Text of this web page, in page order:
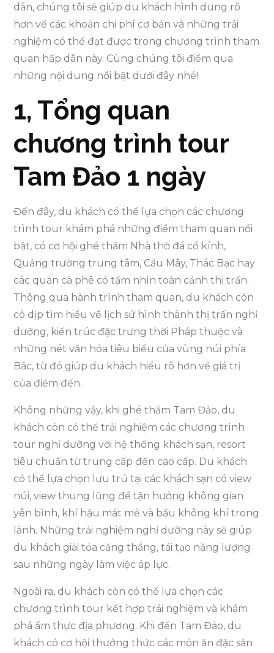
dẫn, chúng tôi sẽ giúp du khách hình dung rõ
hơn về các khoản chi phí cơ bản và những trải
nghiệm có thể đạt được trong chương trình tham
quan hấp dẫn này. Cùng chúng tôi điểm qua
những nội dung nổi bật dưới đây nhé!
1, Tổng quan
chương trình tour
Tam Đảo 1 ngày
Đến đây, du khách có thể lựa chọn các chương
trình tour khám phá những điểm tham quan nổi
bật, có cơ hội ghé thăm Nhà thờ đá cổ kính,
Quảng trường trung tâm, Cầu Mây, Thác Bạc hay
các quán cà phê có tầm nhìn toàn cảnh thị trấn.
Thông qua hành trình tham quan, du khách còn
có dịp tìm hiểu về lịch sử hình thành thị trấn nghỉ
dưỡng, kiến trúc đặc trưng thời Pháp thuộc và
những nét văn hóa tiêu biểu của vùng núi phía
Bắc, từ đó giúp du khách hiểu rõ hơn về giá trị
của điểm đến.
Không những vậy, khi ghé thăm Tam Đảo, du
khách còn có thể trải nghiệm các chương trình
tour nghỉ dưỡng với hệ thống khách sạn, resort
tiêu chuẩn từ trung cấp đến cao cấp. Du khách
có thể lựa chọn lưu trú tại các khách sạn có view
núi, view thung lũng để tận hưởng không gian
yên bình, khí hậu mát mẻ và bầu không khí trong
lành. Những trải nghiệm nghỉ dưỡng này sẽ giúp
du khách giải tỏa căng thẳng, tái tạo năng lượng
sau những ngày làm việc áp lực.
Ngoài ra, du khách còn có thể lựa chọn các
chương trình tour kết hợp trải nghiệm và khám
phá ẩm thực địa phương. Khi đến Tam Đảo, du
khách có cơ hội thưởng thức các món ăn đặc sản